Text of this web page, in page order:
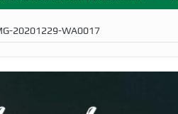
20201229-WA0017